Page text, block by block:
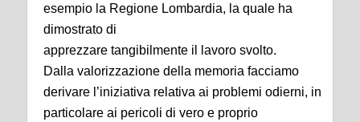
esempio la Regione Lombardia, la quale ha
dimostrato di
apprezzare tangibilmente il lavoro svolto.
Dalla valorizzazione della memoria facciamo
derivare l’iniziativa relativa ai problemi odierni, in
particolare ai pericoli di vero e proprio